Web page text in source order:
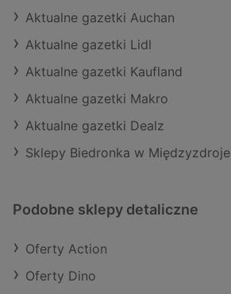
Aktualne gazetki Auchan
Aktualne gazetki Lidl
Aktualne gazetki Kaufland
Aktualne gazetki Makro
Aktualne gazetki Dealz
Sklepy Biedronka w Międzyzdroje
Podobne sklepy detaliczne
Oferty Action
Oferty Dino